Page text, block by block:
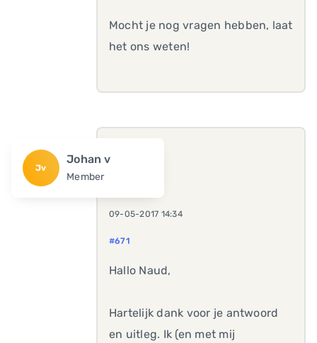
Mocht je nog vragen hebben, laat
het ons weten!
Jv
Johan v
Member
09-05-2017 14:34
#671
Hallo Naud,
Hartelijk dank voor je antwoord
en uitleg. Ik (en met mij